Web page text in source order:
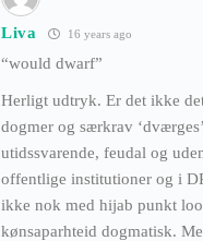
Liva 16 years ago
“would dwarf”
Herligt udtryk. Er det ikke
dogmer og særkrav
utidssvarende, feudal og
offentlige institutioner og i
ikke nok med hijab punkt
kønsaparhteid dogmatisk.